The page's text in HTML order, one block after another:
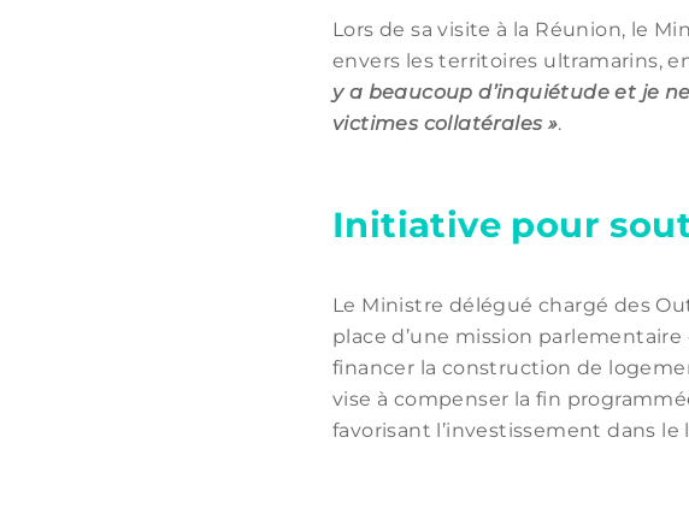
Lors de sa visite à la Réunion, le
envers les territoires ultramarins,
y a beaucoup d’inquiétude et je
victimes collatérales ».
Initiative pour
Le Ministre délégué chargé des
place d’une mission
financer la construction de
vise à compenser la fin
favorisant l’investissement dans